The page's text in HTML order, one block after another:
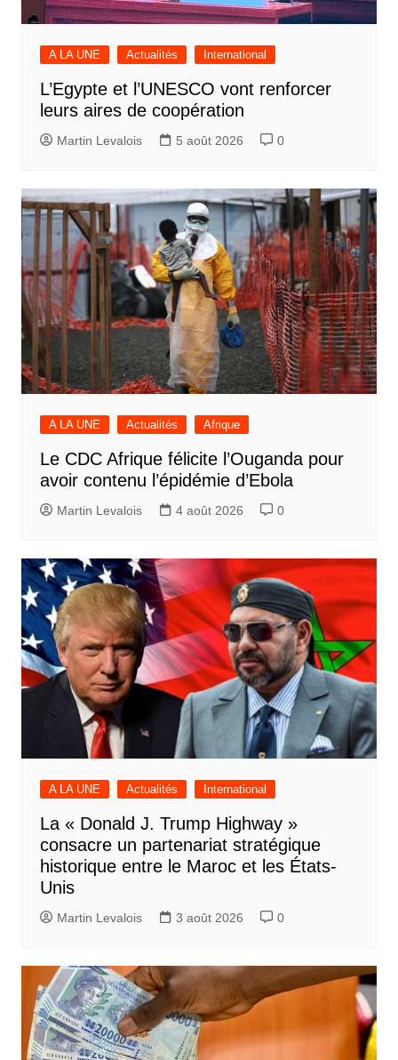
A LA UNE Actualités International
L’Egypte et l’UNESCO vont renforcer
leurs aires de coopération
Martin Levalois 5 août 2026 0
A LA UNE Actualités Afrique
Le CDC Afrique félicite l’Ouganda pour
avoir contenu l’épidémie d’Ebola
Martin Levalois 4 août 2026 0
A LA UNE Actualités International
La « Donald J. Trump Highway »
consacre un partenariat stratégique
historique entre le Maroc et les États-
Unis
Martin Levalois 3 août 2026 0